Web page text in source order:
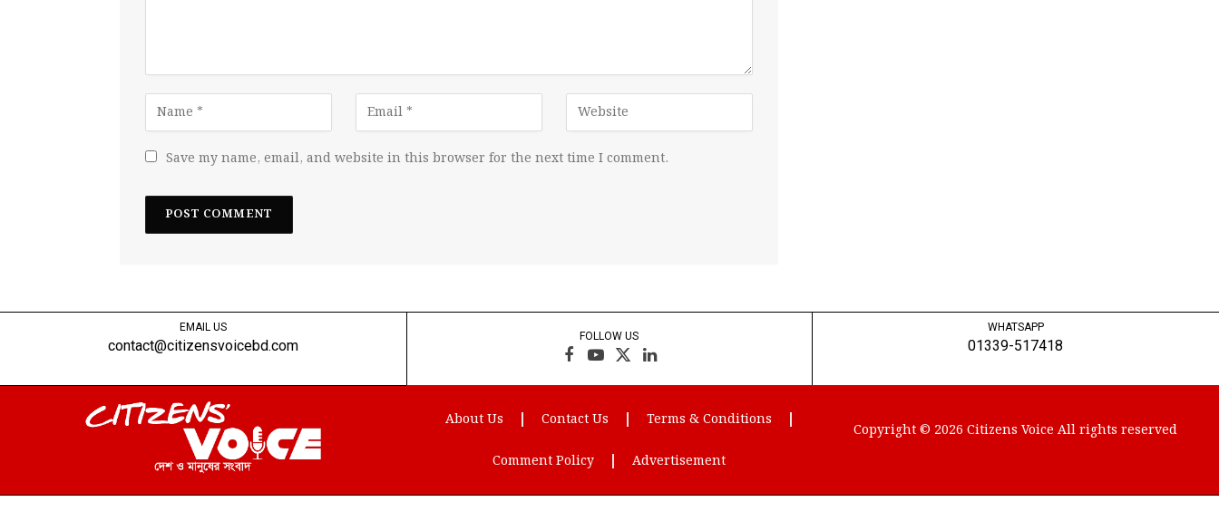
Save my name, email, and website in this browser for the next time I comment.
EMAIL US
contact@citizensvoicebd.com
FOLLOW US
Facebook
YouTube
X
(Twitter)
LinkedIn
About Us Contact Us Terms & Conditions
Comment Policy Advertisement
WHATSAPP
01339-517418
Copyright © 2026 Citizens Voice All rights reserved